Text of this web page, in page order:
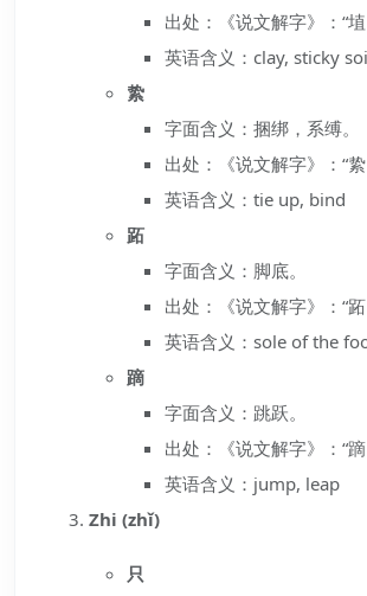
出处：《说文解字》：“
英语含义：clay, sticky
絷
字面含义：捆绑，系缚。
出处：《说文解字》：“
英语含义：tie up, bind
跖
字面含义：脚底。
出处：《说文解字》：“
英语含义：sole of the
蹢
字面含义：跳跃。
出处：《说文解字》：“
英语含义：jump, leap
Zhi (zhǐ)
只